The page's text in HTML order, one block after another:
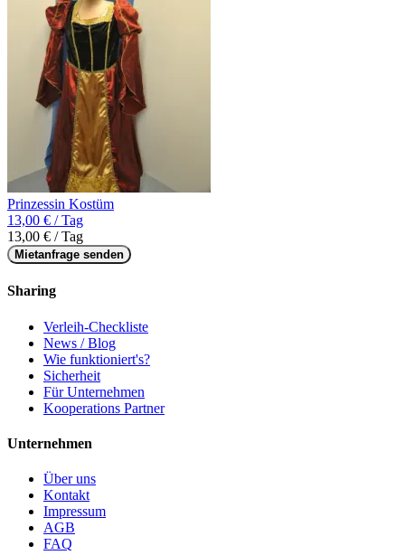
Prinzessin Kostüm
13,00 € / Tag
13,00 € / Tag
Mietanfrage senden
Sharing
Verleih-Checkliste
News / Blog
Wie funktioniert's?
Sicherheit
Für Unternehmen
Kooperations Partner
Unternehmen
Über uns
Kontakt
Impressum
AGB
FAQ